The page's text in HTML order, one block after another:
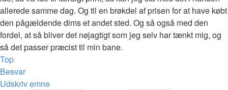
allerede samme dag. Og til en brøkdel af prisen for at have købt
den pågældende dims et andet sted. Og så også med den
fordel, at så bliver det nøjagtigt som jeg selv har tænkt mig, og
så det passer præcist til min bane.
Top
Besvar
Udskriv emne